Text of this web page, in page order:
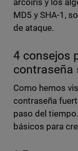
arcoíris y los
MD5 y SHA-1,
de ataque.
4 consejos
contraseña
Como hemos
contraseña
paso del
básicos para